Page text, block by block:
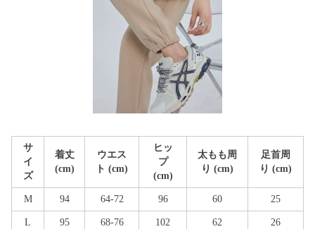
サ
イ
ズ
着丈
(cm)
ウエス
ト (cm)
ヒッ
プ
(cm)
太もも周
り (cm)
足首周
り (cm)
M 94 64-72 96 60 25
L 95 68-76 102 62 26